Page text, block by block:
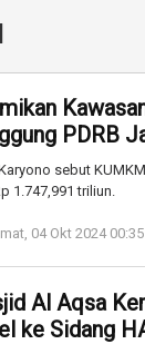
PDRB
sebut
1.747,991 triliun.
04 Okt 2024 00:35
Al Aqsa
ke Sidang